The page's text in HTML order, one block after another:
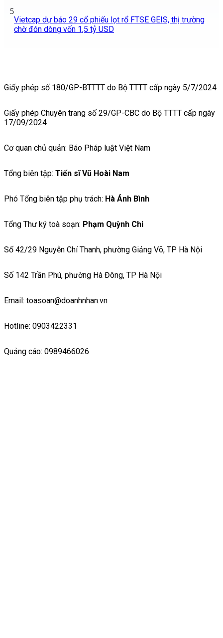
5
Vietcap dự báo 29 cổ phiếu lọt rổ FTSE GEIS, thị trường
chờ đón dòng vốn 1,5 tỷ USD
Giấy phép số 180/GP-BTTTT do Bộ TTTT cấp ngày 5/7/2024
Giấy phép Chuyên trang số 29/GP-CBC do Bộ TTTT cấp ngày
17/09/2024
Cơ quan chủ quản: Báo Pháp luật Việt Nam
Tổng biên tập: Tiến sĩ Vũ Hoài Nam
Phó Tổng biên tập phụ trách: Hà Ánh Bình
Tổng Thư ký toà soạn: Phạm Quỳnh Chi
Số 42/29 Nguyễn Chí Thanh, phường Giảng Võ, TP Hà Nội
Số 142 Trần Phú, phường Hà Đông, TP Hà Nội
Email: toasoan@doanhnhan.vn
Hotline: 0903422331
Quảng cáo: 0989466026